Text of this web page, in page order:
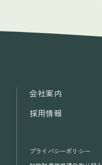
会社案内
採用情報
プライバシーポリシー